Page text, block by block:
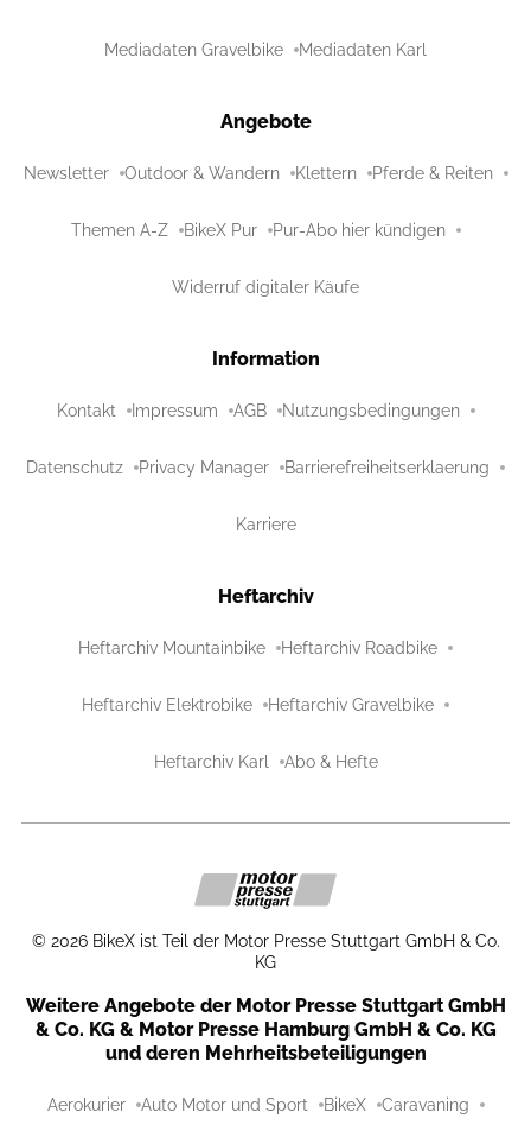
Mediadaten Gravelbike Mediadaten Karl
Angebote
Newsletter Outdoor & Wandern Klettern Pferde & Reiten
Themen A-Z BikeX Pur Pur-Abo hier kündigen
Widerruf digitaler Käufe
Information
Kontakt Impressum AGB Nutzungsbedingungen
Datenschutz Privacy Manager Barrierefreiheitserklaerung
Karriere
Heftarchiv
Heftarchiv Mountainbike Heftarchiv Roadbike
Heftarchiv Elektrobike Heftarchiv Gravelbike
Heftarchiv Karl Abo & Hefte
© 2026 BikeX ist Teil der Motor Presse Stuttgart GmbH & Co.
KG
Weitere Angebote der Motor Presse Stuttgart GmbH
& Co. KG & Motor Presse Hamburg GmbH & Co. KG
und deren Mehrheitsbeteiligungen
Aerokurier Auto Motor und Sport BikeX Caravaning